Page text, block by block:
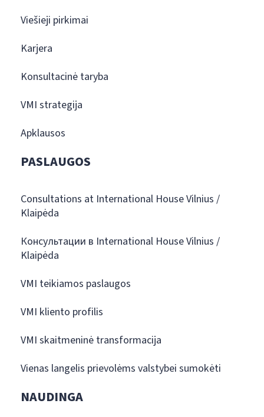
Viešieji pirkimai
Karjera
Konsultacinė taryba
VMI strategija
Apklausos
PASLAUGOS
Consultations at International House Vilnius /
Klaipėda
Консультации в International House Vilnius /
Klaipėda
VMI teikiamos paslaugos
VMI kliento profilis
VMI skaitmeninė transformacija
Vienas langelis prievolėms valstybei sumokėti
NAUDINGA